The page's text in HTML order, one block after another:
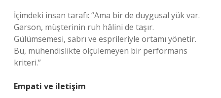
İçimdeki insan tarafı: “Ama bir de duygusal yük var.
Garson, müşterinin ruh hâlini de taşır.
Gülümsemesi, sabrı ve esprileriyle ortamı yönetir.
Bu, mühendislikte ölçülemeyen bir performans
kriteri.”
Empati ve iletişim